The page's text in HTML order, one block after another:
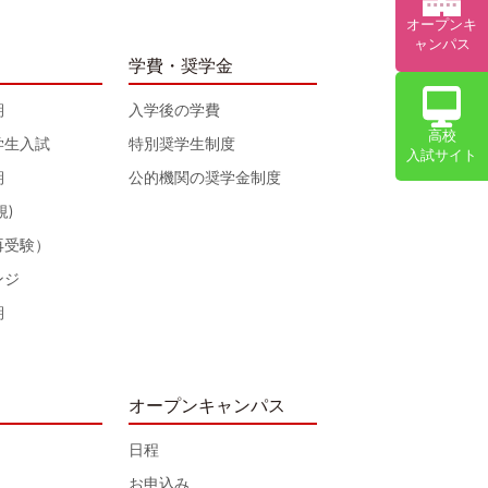
生入試
)
験）
ジ
学費・奨学金
入学後の学費
特別奨学生制度
公的機関の奨学金制度
オープンキャンパス
日程
お申込み
オープンキ
ャンパス
高校
入試サイト